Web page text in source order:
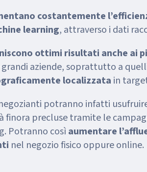
costantemente
learning, attraverso i dati
ottimi risultati anche ai
aziende, soprattutto a
localizzata in
potranno infatti
finora precluse tramite le
Potranno così aumentare
nel negozio fisico oppure online.